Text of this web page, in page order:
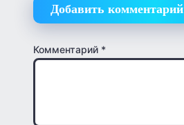
Добавить комментарий
Комментарий *